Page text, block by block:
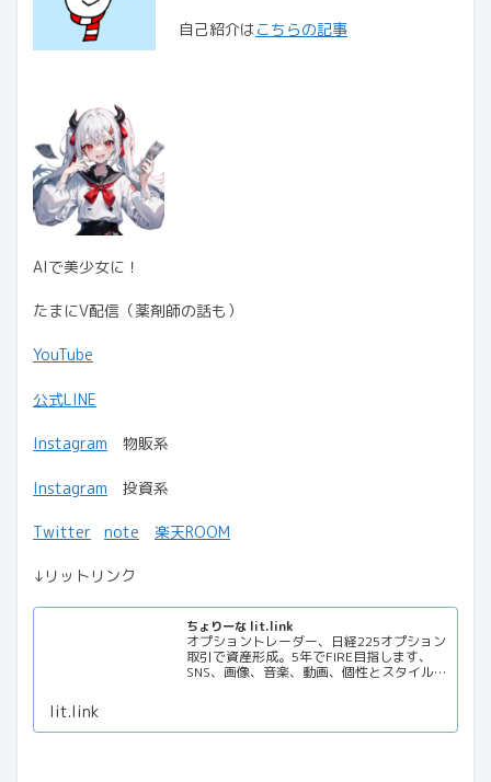
自己紹介はこちらの記事
AIで美少女に！
たまにV配信（薬剤師の話も）
YouTube
公式LINE
Instagram 物販系
Instagram 投資系
Twitter note 楽天ROOM
↓リットリンク
ちょりーな lit.link
オプショントレーダー、日経225オプション
取引で資産形成。5年でFIRE目指します、
SNS、画像、音楽、動画、個性とスタイルを
lit.link